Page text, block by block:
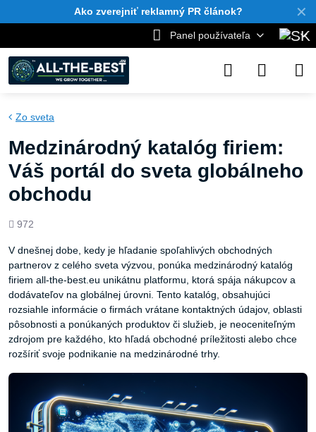
✕
Ako zverejniť reklamný PR článok?
Panel používateľa
Zo sveta
Medzinárodný katalóg firiem:
Váš portál do sveta globálneho
obchodu
Počet
972
V dnešnej dobe, kedy je hľadanie spoľahlivých obchodných
partnerov z celého sveta výzvou, ponúka medzinárodný katalóg
firiem all-the-best.eu unikátnu platformu, ktorá spája nákupcov a
dodávateľov na globálnej úrovni. Tento katalóg, obsahujúci
rozsiahle informácie o firmách vrátane kontaktných údajov, oblasti
pôsobnosti a ponúkaných produktov či služieb, je neoceniteľným
zdrojom pre každého, kto hľadá obchodné príležitosti alebo chce
rozšíriť svoje podnikanie na medzinárodné trhy.